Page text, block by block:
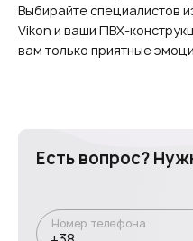
Выбирайте специалистов
Vikon и ваши ПВХ-
вам только приятные
Есть вопрос?
Номер телефона